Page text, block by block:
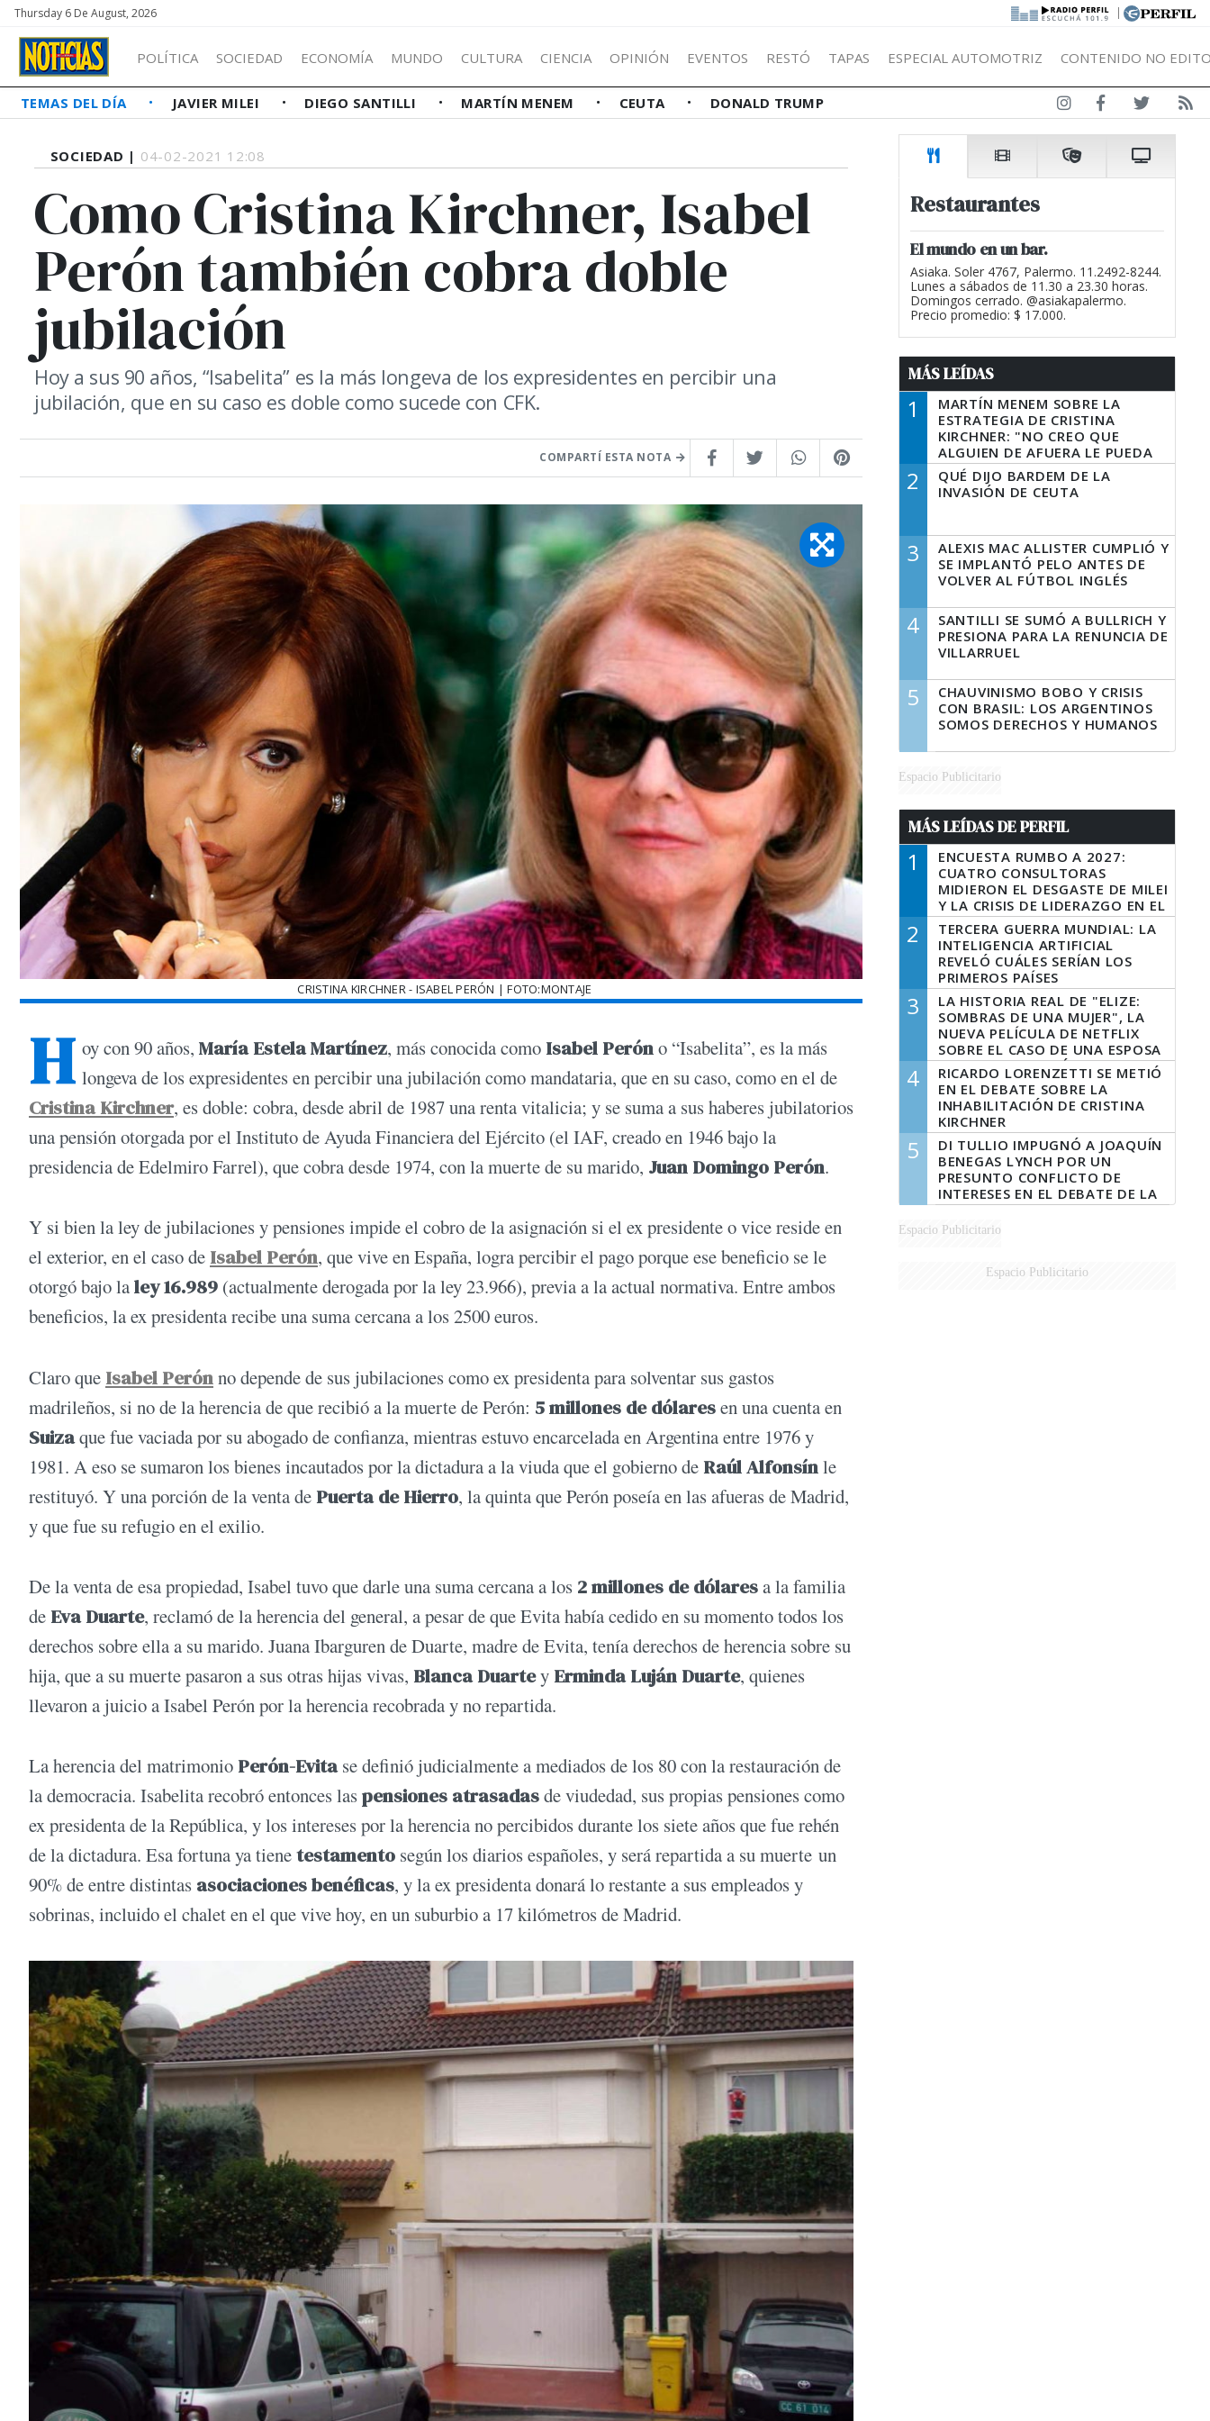
Thursday 6 De August, 2026 |
POLÍTICA SOCIEDAD ECONOMÍA MUNDO CULTURA CIENCIA OPINIÓN EVENTOS RESTÓ TAPAS ESPECIAL AUTOMOTRIZ CONTENIDO NO
TEMAS DEL DÍA JAVIER MILEI DIEGO SANTILLI MARTÍN MENEM CEUTA DONALD TRUMP
SOCIEDAD | 04-02-2021 12:08
Como Cristina Kirchner, Isabel
Perón también cobra doble
jubilación
Hoy a sus 90 años, “Isabelita” es la más longeva de los expresidentes en percibir una
jubilación, que en su caso es doble como sucede con CFK.
COMPARTÍ ESTA NOTA
CRISTINA KIRCHNER - ISABEL PERÓN | FOTO:MONTAJE
H oy con 90 años, María Estela Martínez, más conocida como Isabel Peróno “Isabelita”, es la más
longeva de los expresidentes en percibir una jubilación como mandataria, que en su caso, como en el de
Cristina Kirchner, es doble: cobra, desde abril de 1987 una renta vitalicia; y se suma a sus haberes jubilatorios
una pensión otorgada por el Instituto de Ayuda Financiera del Ejército (el IAF, creado en 1946 bajo la
presidencia de Edelmiro Farrel), que cobra desde 1974, con la muerte de su marido, Juan Domingo Perón.
Y si bien la ley de jubilaciones y pensiones impide el cobro de la asignación si el ex presidente o vice reside en
el exterior, en el caso de Isabel Perón, que vive en España, logra percibir el pago porque ese beneficio se le
otorgó bajo laley 16.989 (actualmente derogada por la ley 23.966), previa a la actual normativa. Entre ambos
beneficios, la ex presidenta recibe una suma cercana a los 2500 euros.
Claro que Isabel Perónno depende de sus jubilaciones como ex presidenta para solventar sus gastos
madrileños, si no de la herencia de que recibió a la muerte de Perón: 5 millones de dólaresen una cuenta en
Suizaque fue vaciada por su abogado de confianza, mientras estuvo encarcelada en Argentina entre 1976 y
1981. A eso se sumaron los bienes incautados por la dictadura a la viuda que el gobierno de Raúl Alfonsínle
restituyó. Y una porción de la venta de Puerta de Hierro, la quinta que Perón poseía en las afueras de Madrid,
y que fue su refugio en el exilio.
De la venta de esa propiedad, Isabel tuvo que darle una suma cercana a los 2 millones de dólaresa la familia
de Eva Duarte, reclamó de la herencia del general, a pesar de que Evita había cedido en su momento todos los
derechos sobre ella a su marido. Juana Ibarguren de Duarte, madre de Evita, tenía derechos de herencia sobre su
hija, que a su muerte pasaron a sus otras hijas vivas, Blanca Duartey Erminda Luján Duarte, quienes
llevaron a juicio a Isabel Perón por la herencia recobrada y no repartida.
La herencia del matrimonio Perón-Evitase definió judicialmente a mediados de los 80 con la restauración de
la democracia. Isabelita recobró entonces laspensiones atrasadasde viudedad, sus propias pensiones como
ex presidenta de la República, y los intereses por la herencia no percibidos durante los siete años que fue rehén
de la dictadura. Esa fortuna ya tienetestamento según los diarios españoles, y será repartida a su muerte un
90% de entre distintas asociaciones benéficas, y la ex presidenta donará lo restante a sus empleados y
sobrinas, incluido el chalet en el que vive hoy, en un suburbio a 17 kilómetros de Madrid.
Restaurantes
El mundo en un bar.
Asiaka. Soler 4767, Palermo. 11.2492-8244.
Lunes a sábados de 11.30 a 23.30 horas.
Domingos cerrado. @asiakapalermo.
Precio promedio: $ 17.000.
MÁS LEÍDAS
1
MARTÍN MENEM SOBRE LA
ESTRATEGIA DE CRISTINA
KIRCHNER: "NO CREO QUE
ALGUIEN DE AFUERA LE PUEDA
DECIR A LA JUSTICIA LO QUE
TIENE QUE HACER"
2
QUÉ DIJO BARDEM DE LA
INVASIÓN DE CEUTA
3
ALEXIS MAC ALLISTER CUMPLIÓ Y
SE IMPLANTÓ PELO ANTES DE
VOLVER AL FÚTBOL INGLÉS
4
SANTILLI SE SUMÓ A BULLRICH Y
PRESIONA PARA LA RENUNCIA DE
VILLARRUEL
5
CHAUVINISMO BOBO Y CRISIS
CON BRASIL: LOS ARGENTINOS
SOMOS DERECHOS Y HUMANOS
Espacio Publicitario
MÁS LEÍDAS DE PERFIL
1
ENCUESTA RUMBO A 2027:
CUATRO CONSULTORAS
MIDIERON EL DESGASTE DE MILEI
Y LA CRISIS DE LIDERAZGO EN EL
PERONISMO
2
TERCERA GUERRA MUNDIAL: LA
INTELIGENCIA ARTIFICIAL
REVELÓ CUÁLES SERÍAN LOS
PRIMEROS PAÍSES
LATINOAMERICANOS EN SER
DERROTADOS
3
LA HISTORIA REAL DE "ELIZE:
SOMBRAS DE UNA MUJER", LA
NUEVA PELÍCULA DE NETFLIX
SOBRE EL CASO DE UNA ESPOSA
QUE DESCUARTIZÓ A SU
MARIDO
4
RICARDO LORENZETTI SE METIÓ
EN EL DEBATE SOBRE LA
INHABILITACIÓN DE CRISTINA
KIRCHNER
5
DI TULLIO IMPUGNÓ A JOAQUÍN
BENEGAS LYNCH POR UN
PRESUNTO CONFLICTO DE
INTERESES EN EL DEBATE DE LA
LEY DE TIERRAS
Espacio Publicitario
Espacio Publicitario